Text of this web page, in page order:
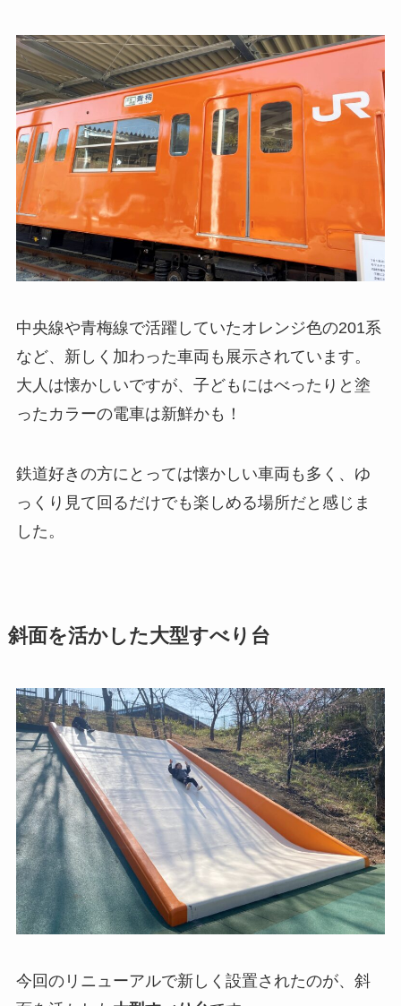
中央線や青梅線で活躍していたオレンジ色の201系
など、新しく加わった車両も展示されています。
大人は懐かしいですが、子どもにはべったりと塗
ったカラーの電車は新鮮かも！
鉄道好きの方にとっては懐かしい車両も多く、ゆ
っくり見て回るだけでも楽しめる場所だと感じま
した。
斜面を活かした大型すべり台
今回のリニューアルで新しく設置されたのが、斜